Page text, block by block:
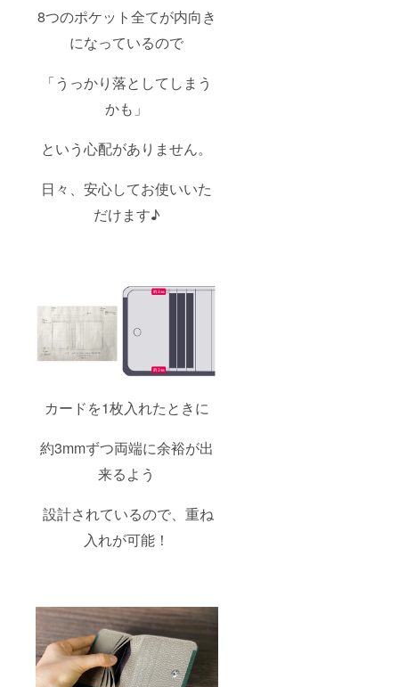
8つのポケット全てが内向き
になっているので
「うっかり落としてしまう
かも」
という心配がありません。
日々、安心してお使いいた
だけます♪
カードを1枚入れたときに
約3mmずつ両端に余裕が出
来るよう
設計されているので、重ね
入れが可能！